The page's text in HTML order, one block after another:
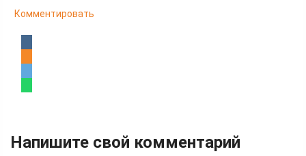
Комментировать
Напишите свой комментарий